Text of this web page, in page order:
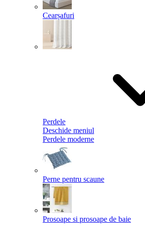
Cearșafuri
Perdele
Deschide meniul
Perdele moderne
Perne pentru scaune
Prosoape si prosoape de baie